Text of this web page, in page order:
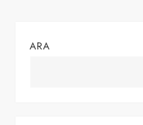
e
ARA